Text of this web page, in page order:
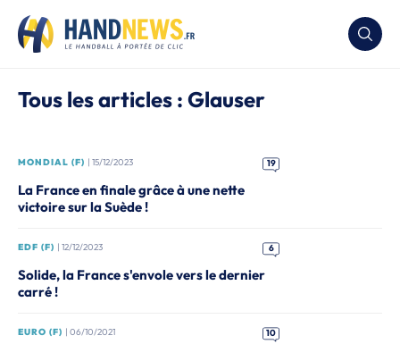
Tous les articles : Glauser
MONDIAL (F) | 15/12/2023 19
La France en finale grâce à une nette
victoire sur la Suède !
EDF (F) | 12/12/2023 6
Solide, la France s'envole vers le dernier
carré !
EURO (F) | 06/10/2021 10